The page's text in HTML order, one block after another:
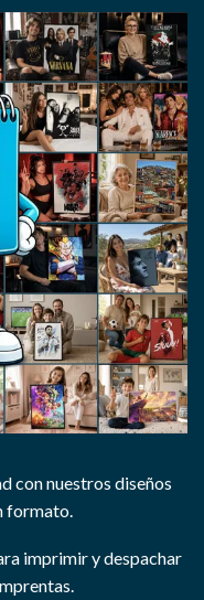
con nuestros diseños
formato.
imprimir y despachar